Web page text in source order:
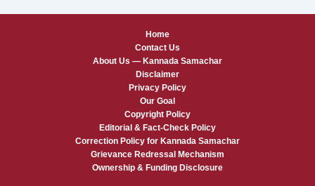
Home
Contact Us
About Us — Kannada Samachar
Disclaimer
Privacy Policy
Our Goal
Copyright Policy
Editorial & Fact-Check Policy
Correction Policy for Kannada Samachar
Grievance Redressal Mechanism
Ownership & Funding Disclosure